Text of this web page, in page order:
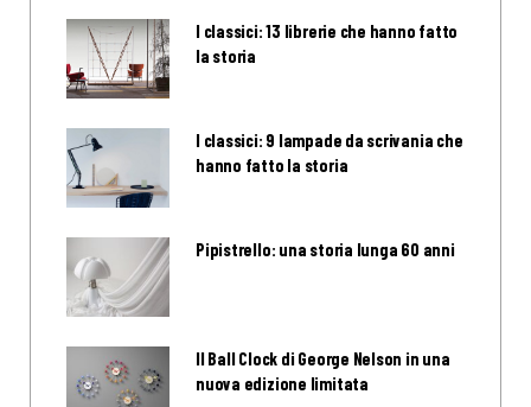
I classici: 13 librerie che hanno fatto
la storia
I classici: 9 lampade da scrivania che
hanno fatto la storia
Pipistrello: una storia lunga 60 anni
Il Ball Clock di George Nelson in una
nuova edizione limitata